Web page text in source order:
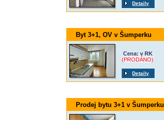
Detaily
Byt 3+1, OV v Šumperku
Cena: v RK
(PRODÁNO)
Detaily
Prodej bytu 3+1 v Šumperku